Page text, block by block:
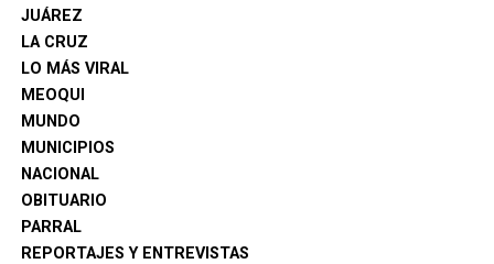
JUÁREZ
LA CRUZ
LO MÁS VIRAL
MEOQUI
MUNDO
MUNICIPIOS
NACIONAL
OBITUARIO
PARRAL
REPORTAJES Y ENTREVISTAS